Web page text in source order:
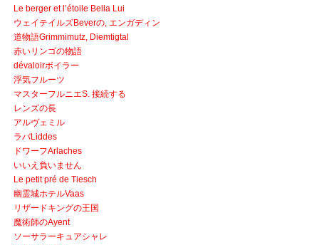
Le berger et l’étoile Bella Lui
ウェイテイルズBeverの, エンガディン
道物語Grimmimutz, Diemtigtal
赤いリンゴの物語
dévaloirボイラー
浮気フルーツ
マスターフルニエS. 接続する
レンズの長
アルヴェミル
ラバLiddes
ドワーフArlaches
いいえ負いません
Le petit pré de Tiesch
幽霊城ホテルVaas
リザードキングの王国
魔術師のAyent
ソーサラーキュアシャレ